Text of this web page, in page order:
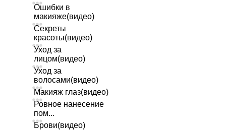
Ошибки в
макияже(видео)
Секреты
красоты(видео)
Уход за
лицом(видео)
Уход за
волосами(видео)
Макияж глаз(видео)
Ровное нанесение
пом...
Брови(видео)